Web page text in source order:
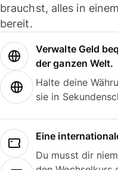
brauchst, alles in
bereit.
Verwalte Geld
der ganzen Welt.
Halte deine
sie in
Eine
Du musst dir